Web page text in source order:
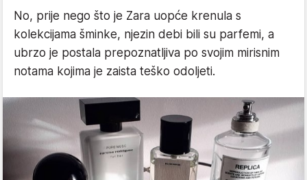
No, prije nego što je Zara uopće krenula s
kolekcijama šminke, njezin debi bili su parfemi, a
ubrzo je postala prepoznatljiva po svojim mirisnim
notama kojima je zaista teško odoljeti.